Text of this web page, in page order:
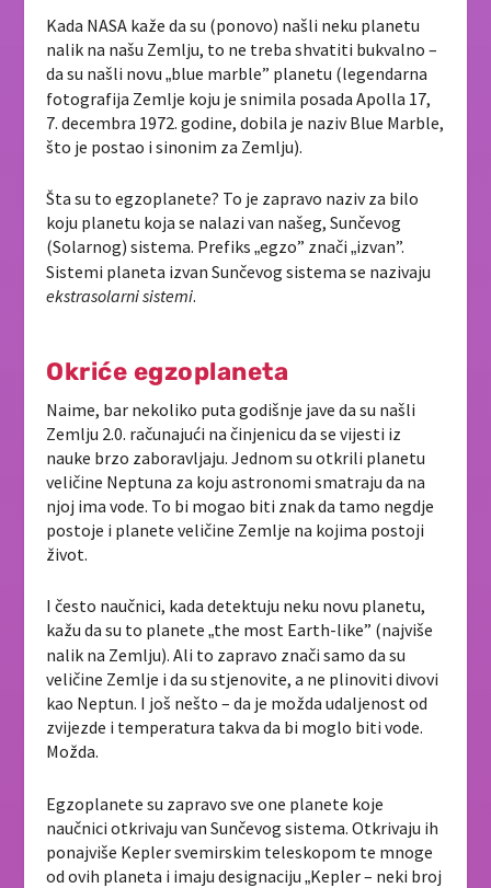
Kada NASA kaže da su (ponovo) našli neku planetu
nalik na našu Zemlju, to ne treba shvatiti bukvalno –
da su našli novu„blue marble” planetu (legendarna
fotografija Zemlje koju je snimila posada Apolla 17,
7. decembra 1972. godine, dobila je naziv Blue Marble,
što je postao i sinonim za Zemlju).
Šta su to egzoplanete? To je zapravo naziv za bilo
koju planetu koja se nalazi van našeg, Sunčevog
(Solarnog) sistema. Prefiks„egzo” znači„izvan”.
Sistemi planeta izvan Sunčevog sistema se nazivaju
ekstrasolarni sistemi.
Okriće egzoplaneta
Naime, bar nekoliko puta godišnje jave da su našli
Zemlju 2.0. računajući na činjenicu da se vijesti iz
nauke brzo zaboravljaju. Jednom su otkrili planetu
veličine Neptuna za koju astronomi smatraju da na
njoj ima vode. To bi mogao biti znak da tamo negdje
postoje i planete veličine Zemlje na kojima postoji
život.
I često naučnici, kada detektuju neku novu planetu,
kažu da su to planete„the most Earth-like” (najviše
nalik na Zemlju). Ali to zapravo znači samo da su
veličine Zemlje i da su stjenovite, a ne plinoviti divovi
kao Neptun. I još nešto – da je možda udaljenost od
zvijezde i temperatura takva da bi moglo biti vode.
Možda.
Egzoplanete su zapravo sve one planete koje
naučnici otkrivaju van Sunčevog sistema. Otkrivaju ih
ponajviše Kepler svemirskim teleskopom te mnoge
od ovih planeta i imaju designaciju„Kepler – neki broj